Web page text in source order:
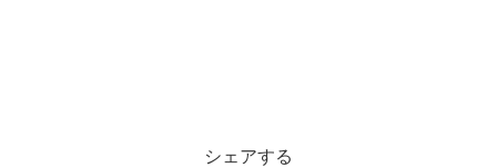
シェアする